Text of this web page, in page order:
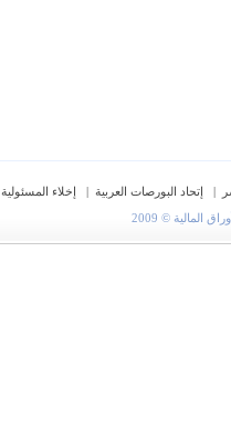
| إتحاد البورصات العربية |
إخلاء المسئولية
© 2009